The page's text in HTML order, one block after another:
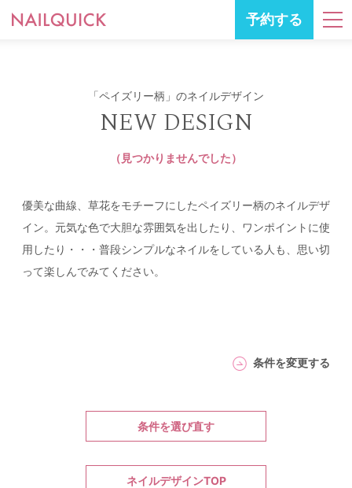
予約する
「ペイズリー柄」のネイルデザイン
NEW DESIGN
（見つかりませんでした）
優美な曲線、草花をモチーフにしたペイズリー柄のネイルデザ
イン。元気な色で大胆な雰囲気を出したり、ワンポイントに使
用したり・・・普段シンプルなネイルをしている人も、思い切
って楽しんでみてください。
条件を変更する
条件を選び直す
ネイルデザインTOP